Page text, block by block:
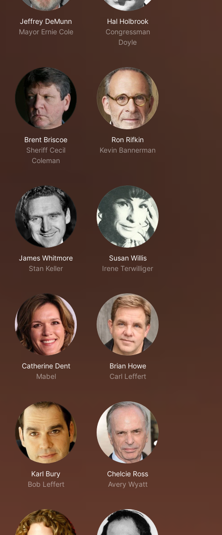
Jeffrey DeMunn
Mayor Ernie Cole
Hal Holbrook
Congressman
Doyle
Brent Briscoe
Sheriff Cecil
Coleman
Ron Rifkin
Kevin Bannerman
James Whitmore
Stan Keller
Susan Willis
Irene Terwilliger
Catherine Dent
Mabel
Brian Howe
Carl Leffert
Karl Bury
Bob Leffert
Chelcie Ross
Avery Wyatt